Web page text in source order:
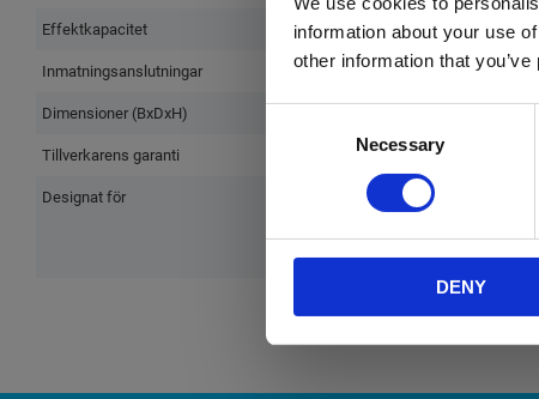
information about your use
other information that
Necessary
DENY
Effektkapacitet
Inmatningsanslutningar
Dimensioner (BxDxH)
Tillverkarens garanti
Designat för